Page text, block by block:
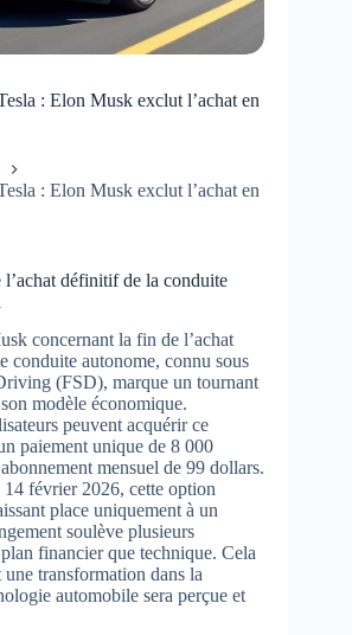
: Elon Musk exclut l’achat en
: Elon Musk exclut l’achat en
définitif de la conduite
concernant la fin de l’achat
conduite autonome, connu sous
(FSD), marque un tournant
modèle économique.
peuvent acquérir ce
paiement unique de 8 000
mensuel de 99 dollars.
février 2026, cette option
place uniquement à un
soulève plusieurs
financier que technique. Cela
une transformation dans la
automobile sera perçue et